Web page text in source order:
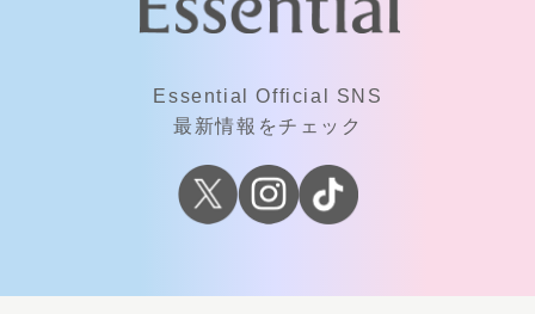
Essential Official SNS
最新情報をチェック